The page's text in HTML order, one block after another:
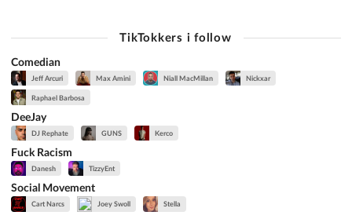
TikTokkers i follow
Comedian
Jeff Arcuri Max Amini Niall MacMillan Nickxar
Raphael Barbosa
DeeJay
DJ Rephate GUNS Kerco
Fuck Racism
Danesh TizzyEnt
Social Movement
Cart Narcs Joey Swoll Stella